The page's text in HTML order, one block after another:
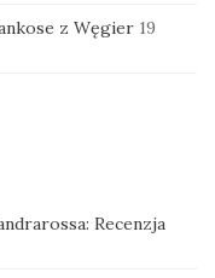
z Węgier 19
Recenzja